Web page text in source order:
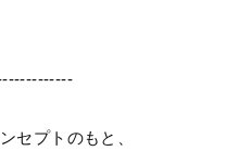
セプトのもと、